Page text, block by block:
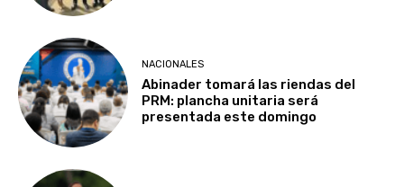
NACIONALES
Abinader tomará las riendas del
PRM: plancha unitaria será
presentada este domingo